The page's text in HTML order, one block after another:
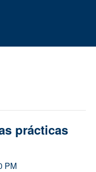
prácticas
PM